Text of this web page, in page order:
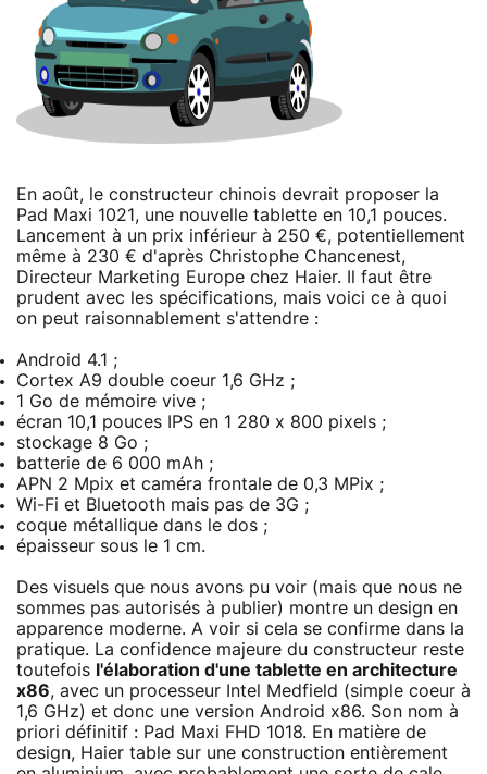
En août, le constructeur chinois devrait proposer la
Pad Maxi 1021, une nouvelle tablette en 10,1 pouces.
Lancement à un prix inférieur à 250 €, potentiellement
même à 230 € d'après Christophe Chancenest,
Directeur Marketing Europe chez Haier. Il faut être
prudent avec les spécifications, mais voici ce à quoi
on peut raisonnablement s'attendre :
Android 4.1 ;
Cortex A9 double coeur 1,6 GHz ;
1 Go de mémoire vive ;
écran 10,1 pouces IPS en 1 280 x 800 pixels ;
stockage 8 Go ;
batterie de 6 000 mAh ;
APN 2 Mpix et caméra frontale de 0,3 MPix ;
Wi-Fi et Bluetooth mais pas de 3G ;
coque métallique dans le dos ;
épaisseur sous le 1 cm.
Des visuels que nous avons pu voir (mais que nous ne
sommes pas autorisés à publier) montre un design en
apparence moderne. A voir si cela se confirme dans la
pratique. La confidence majeure du constructeur reste
toutefois l'élaboration d'une tablette en architecture
x86, avec un processeur Intel Medfield (simple coeur à
1,6 GHz) et donc une version Android x86. Son nom à
priori définitif : Pad Maxi FHD 1018. En matière de
design, Haier table sur une construction entièrement